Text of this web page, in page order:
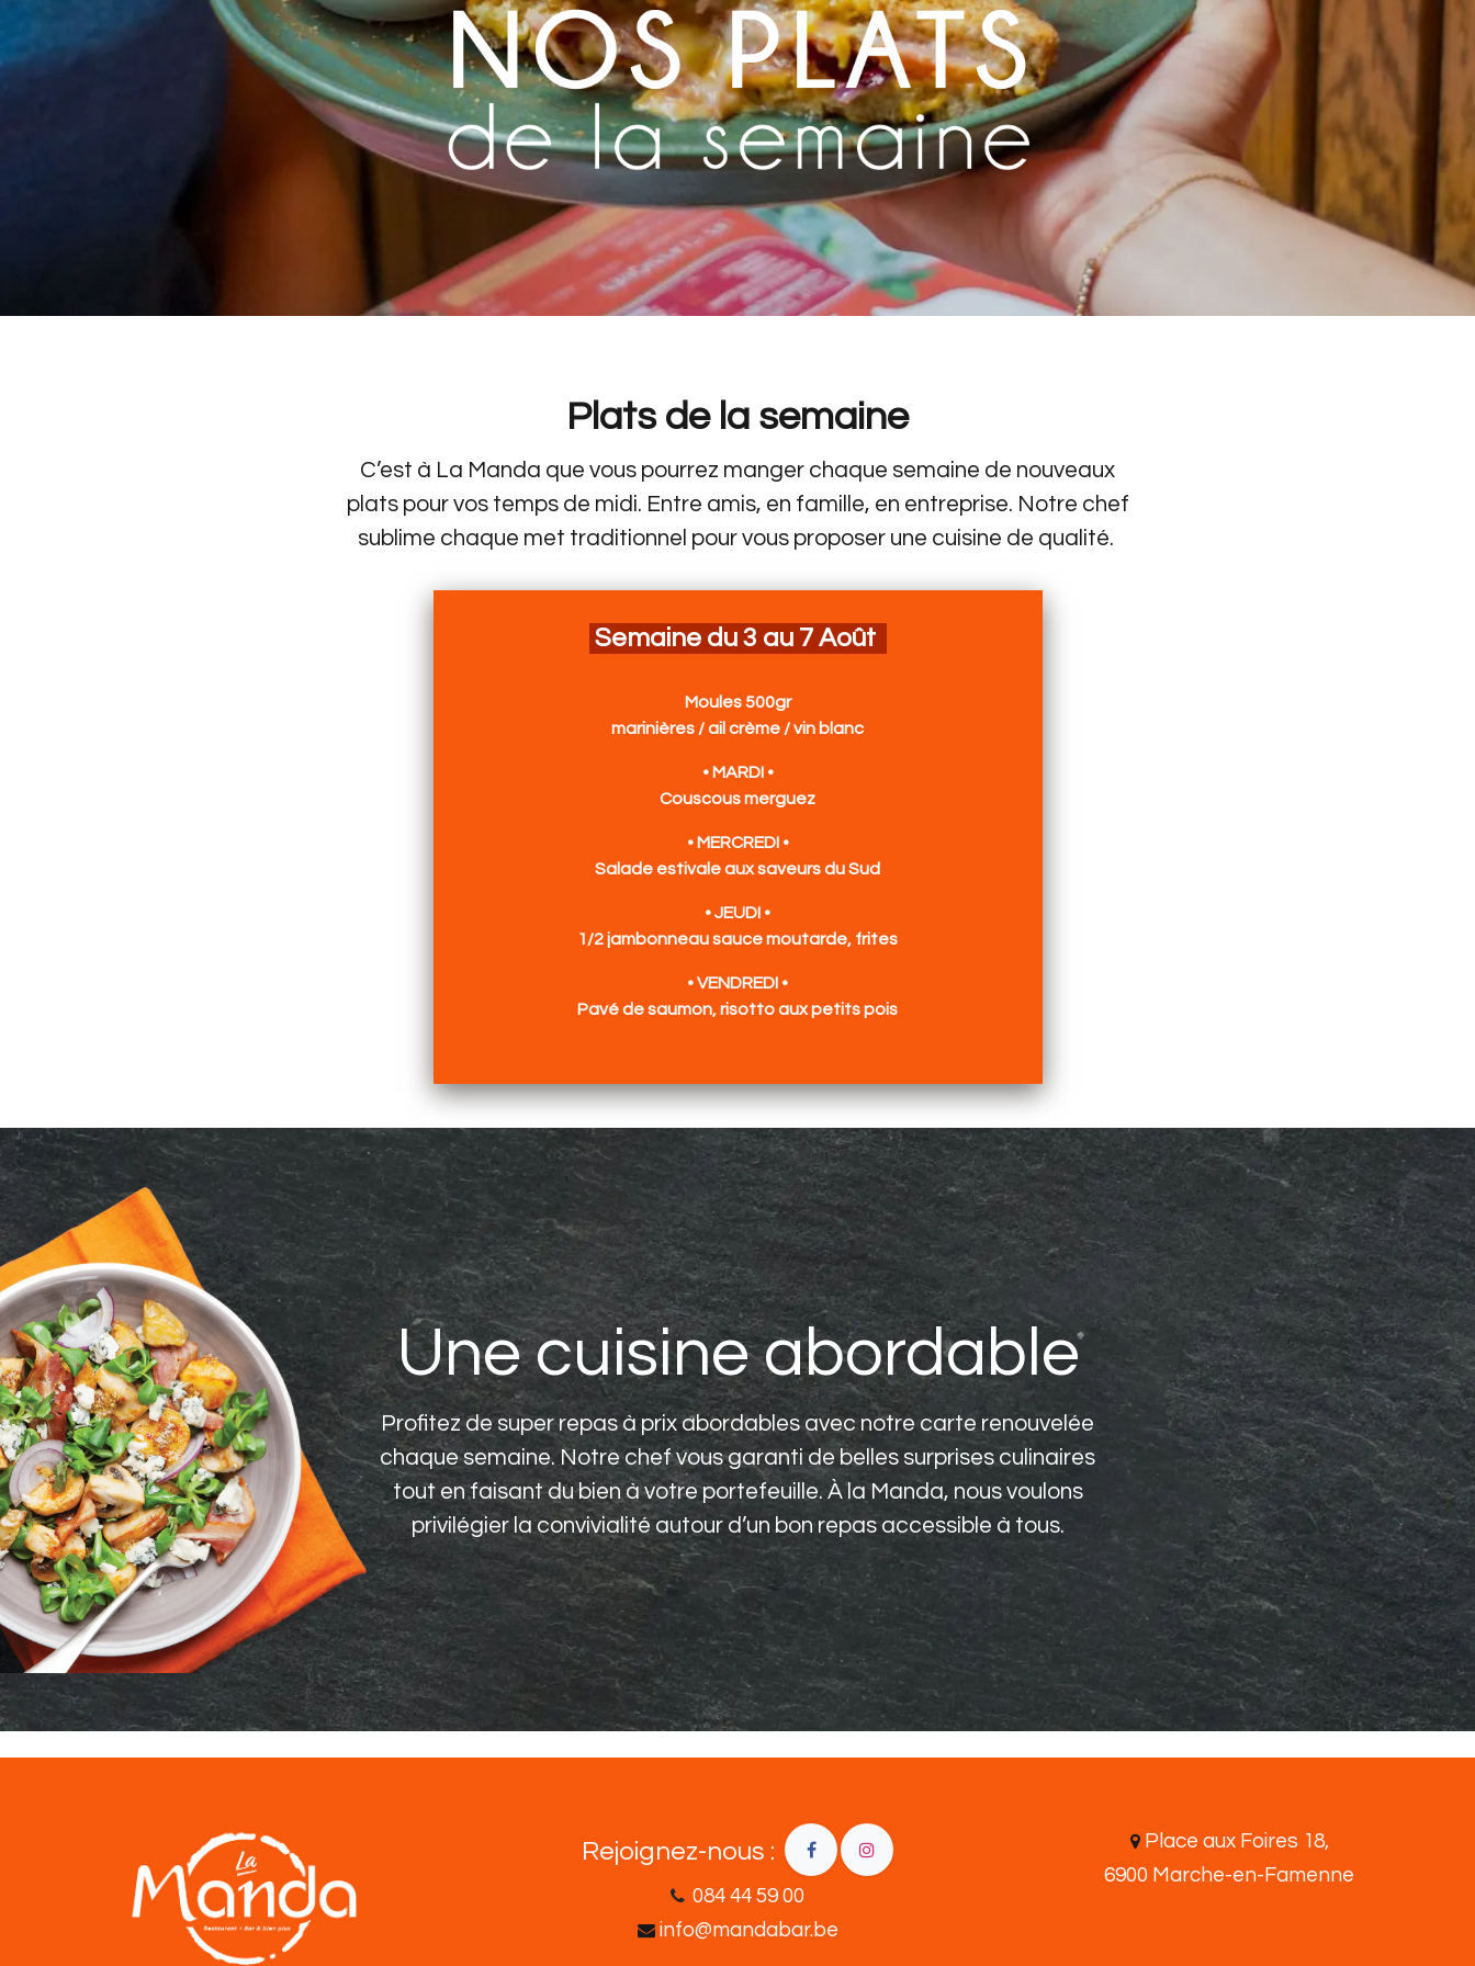
Plats de la semaine
C’est à La Manda que vous pourrez manger chaque semaine de nouveaux
plats pour vos temps de midi. Entre amis, en famille, en entreprise. Notre chef
sublime chaque met traditionnel pour vous proposer une cuisine de qualité.
Semaine du 3 au 7 Août
Moules 500gr
marinières / ail crème / vin blanc
• MARDI •
Couscous merguez
• MERCREDI •
Salade estivale aux saveurs du Sud
• JEUDI •
1/2 jambonneau sauce moutarde, frites
• VENDREDI •
Pavé de saumon, risotto aux petits pois
Une cuisine abordable
Profitez de super repas à prix abordables avec notre carte renouvelée
chaque semaine. Notre chef vous garanti de belles surprises culinaires
tout en faisant du bien à votre portefeuille. À la Manda, nous voulons
privilégier la convivialité autour d’un bon repas accessible à tous.
Place aux Foires 18,
6900 Marche-en-Famenne
Rejoignez-nous :
08​4 44 5​9​ 00
info@mandabar.be